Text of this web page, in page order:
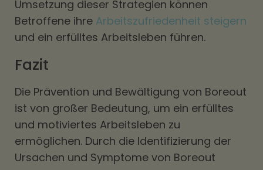
Umsetzung dieser Strategien können
Betroffene ihre Arbeitszufriedenheit steigern
und ein erfülltes Arbeitsleben führen.
Fazit
Die Prävention und Bewältigung von Boreout
ist von großer Bedeutung, um ein erfülltes
und motiviertes Arbeitsleben zu
ermöglichen. Durch die Identifizierung der
Ursachen und Symptome von Boreout